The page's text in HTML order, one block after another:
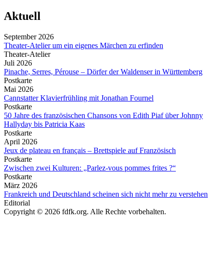
Aktuell
September 2026
Theater-Atelier um ein eigenes Märchen zu erfinden
Theater-Atelier
Juli 2026
Pinache, Serres, Pérouse – Dörfer der Waldenser in Württemberg
Postkarte
Mai 2026
Cannstatter Klavierfrühling mit Jonathan Fournel
Postkarte
50 Jahre des französischen Chansons von Edith Piaf über Johnny
Hallyday bis Patricia Kaas
Postkarte
April 2026
Jeux de plateau en français – Brettspiele auf Französisch
Postkarte
Zwischen zwei Kulturen: „Parlez-vous pommes frites ?“
Postkarte
März 2026
Frankreich und Deutschland scheinen sich nicht mehr zu verstehen
Editorial
Copyright © 2026 fdfk.org. Alle Rechte vorbehalten.